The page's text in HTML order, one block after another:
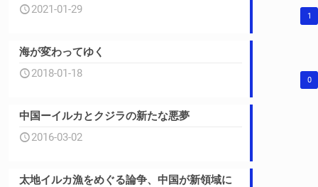
1
2021-01-29
0
海が変わってゆく
2018-01-18
中国ーイルカとクジラの新たな悪夢
2016-03-02
太地イルカ漁をめぐる論争、中国が新領域に